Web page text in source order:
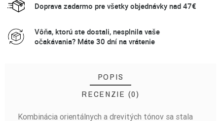
Doprava zadarmo pre všetky objednávky nad 47€
Vôňa, ktorú ste dostali, nesplnila vaše
očakávania? Máte 30 dní na vrátenie
POPIS
RECENZIE (0)
Kombinácia orientálnych a drevitých tónov sa stala